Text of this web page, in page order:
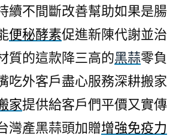
續不間斷改善幫助如果是腸
便秘酵素促進新陳代謝並治
質的這款降三高的黑蒜零負
吃外客戶盡心服務深耕搬家
家提供給客戶們平價又實傳
灣產黑蒜頭加贈增強免疫力